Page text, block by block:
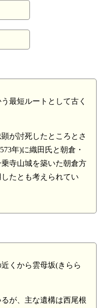
最短ルートとして古く
が討死したところとさ
年)に織田氏と朝倉・
寺山城を築いた朝倉方
たとも考えられてい
くから雲母坂(きらら
が、主な遺構は西尾根